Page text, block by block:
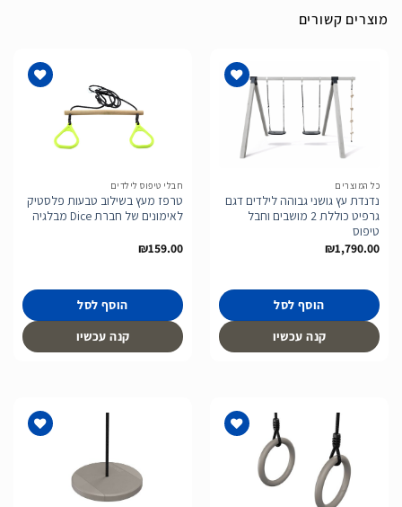
מוצרים קשורים
לרשימת
המשאלות
כל המוצרים
נדנדת עץ גושני גבוהה לילדים דגם
גרפיט כוללת 2 מושבים וחבל
טיפוס
₪1,790.00
הוסף לסל
קנה עכשיו
חבלי טיפוס לילדים
טרפז מעץ בשילוב טבעות פלסטיק
לאימונים של חברת Dice מבלגיה
₪159.00
הוסף לסל
קנה עכשיו